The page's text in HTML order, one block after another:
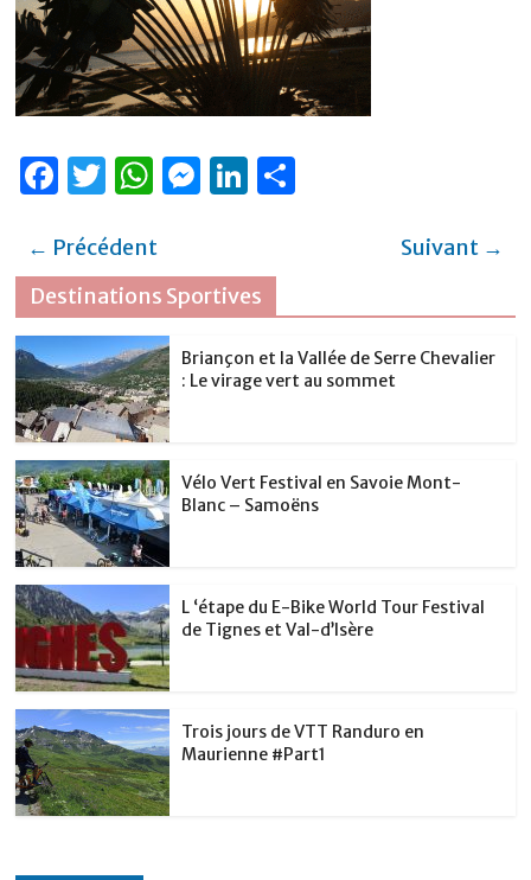
F
c
e
b
o
o
k
T
it
te
r
W
at
s
A
p
p
M
e
n
g
Li
e
dI
n
er
← Précédent
Suivant →
Destinations Sportives
Briançon et la Vallée de Serre Chevalier
: Le virage vert au sommet
Vélo Vert Festival en Savoie Mont-
Blanc – Samoëns
L ‘étape du E-Bike World Tour Festival
de Tignes et Val-d’Isère
Trois jours de VTT Randuro en
Maurienne #Part1